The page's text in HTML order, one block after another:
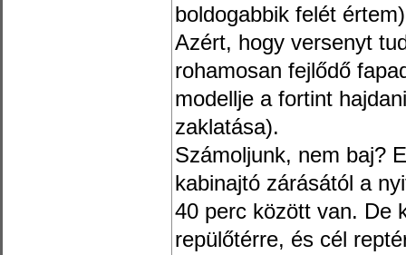
boldogabbik felét
Azért, hogy versenyt
rohamosan fejlődő
modellje a fortint
zaklatása).
Számoljunk, nem baj?
kabinajtó zárásától a
40 perc között van. De
repülőtérre, és cél